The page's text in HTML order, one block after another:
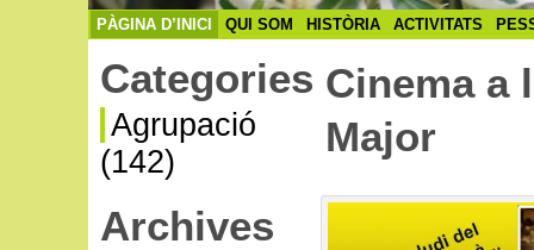
PÀGINA D’INICI QUI SOM HISTÒRIA ACTIVITATS
Categories
Agrupació
(142)
Archives
Cinema a
Major